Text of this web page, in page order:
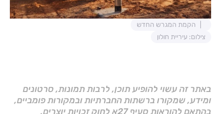
הקמת המגרש החדש
צילום: עיריית חולון
באתר זה עשוי להופיע תוכן, לרבות תמונות, סרטונים
ומידע, שמקורו ברשתות החברתיות ובמקורות פומביים,
בהתאם להוראות סעיף 27א לחוק זכויות יוצרים,